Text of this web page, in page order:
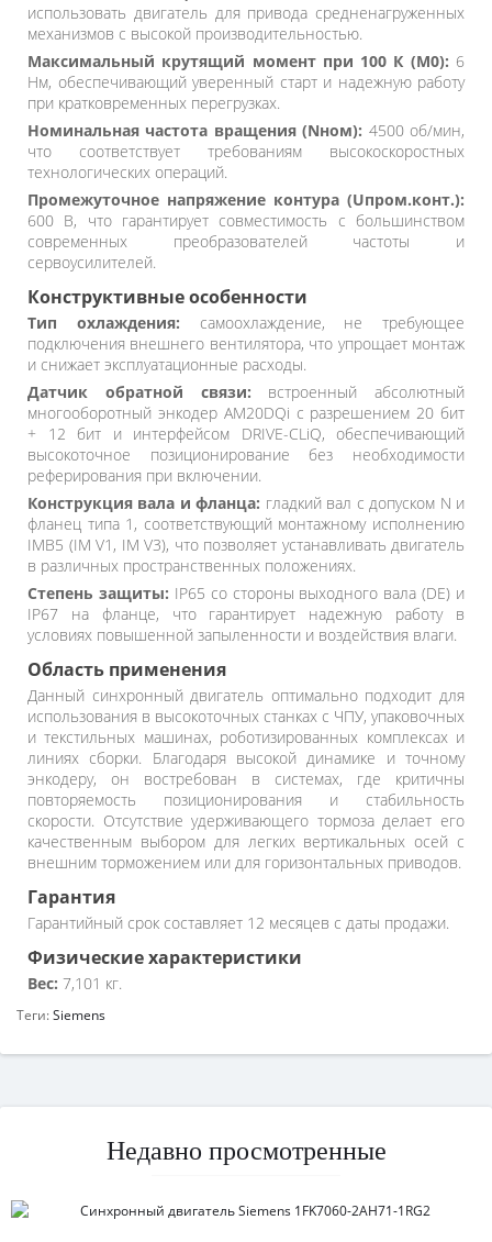
использовать двигатель для привода средненагруженных
механизмов с высокой производительностью.
Максимальный крутящий момент при 100 К (M0): 6
Нм, обеспечивающий уверенный старт и надежную работу
при кратковременных перегрузках.
Номинальная частота вращения (Nном): 4500 об/мин,
что соответствует требованиям высокоскоростных
технологических операций.
Промежуточное напряжение контура (Uпром.конт.):
600 В, что гарантирует совместимость с большинством
современных преобразователей частоты и
сервоусилителей.
Конструктивные особенности
Тип охлаждения: самоохлаждение, не требующее
подключения внешнего вентилятора, что упрощает монтаж
и снижает эксплуатационные расходы.
Датчик обратной связи: встроенный абсолютный
многооборотный энкодер AM20DQi с разрешением 20 бит
+ 12 бит и интерфейсом DRIVE-CLiQ, обеспечивающий
высокоточное позиционирование без необходимости
реферирования при включении.
Конструкция вала и фланца: гладкий вал с допуском N и
фланец типа 1, соответствующий монтажному исполнению
IMB5 (IM V1, IM V3), что позволяет устанавливать двигатель
в различных пространственных положениях.
Степень защиты: IP65 со стороны выходного вала (DE) и
IP67 на фланце, что гарантирует надежную работу в
условиях повышенной запыленности и воздействия влаги.
Область применения
Данный синхронный двигатель оптимально подходит для
использования в высокоточных станках с ЧПУ, упаковочных
и текстильных машинах, роботизированных комплексах и
линиях сборки. Благодаря высокой динамике и точному
энкодеру, он востребован в системах, где критичны
повторяемость позиционирования и стабильность
скорости. Отсутствие удерживающего тормоза делает его
качественным выбором для легких вертикальных осей с
внешним торможением или для горизонтальных приводов.
Гарантия
Гарантийный срок составляет 12 месяцев с даты продажи.
Физические характеристики
Вес: 7,101 кг.
Теги:Siemens
Недавно просмотренные